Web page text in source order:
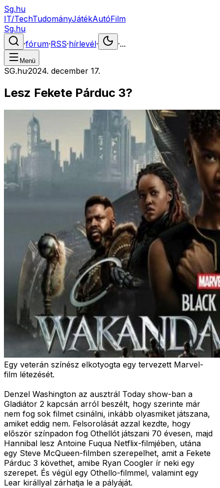
Sg.hu
IT/TechTudományJátékAutóFilm
Sg.hu
·fórum·RSS·hírlevél· ·...
Menü
SG.hu·2024. december 17.
Lesz Fekete Párduc 3?
Egy veterán színész elkotyogta egy tervezett Marvel-
film létezését.
Denzel Washington az ausztrál Today show-ban a
Gladiátor 2 kapcsán arról beszélt, hogy szerinte már
nem fog sok filmet csinálni, inkább olyasmiket játszana,
amiket eddig nem. Felsorolását azzal kezdte, hogy
először színpadon fog Othellót játszani 70 évesen, majd
Hannibal lesz Antoine Fuqua Netflix-filmjében, utána
egy Steve McQueen-filmben szerepelhet, amit a Fekete
Párduc 3 követhet, amibe Ryan Coogler ír neki egy
szerepet. És végül egy Othello-filmmel, valamint egy
Lear királlyal zárhatja le a pályáját.